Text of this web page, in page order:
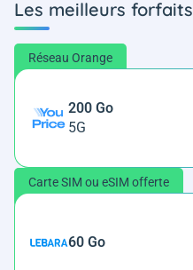
Les meilleurs forfaits
Réseau Orange
200 Go
5G
Carte SIM ou eSIM offerte
60 Go